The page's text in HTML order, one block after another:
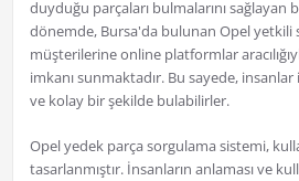
duyduğu parçaları bulmalarını sağlayan
dönemde, Bursa'da bulunan Opel yetkili
müşterilerine online platformlar
imkanı sunmaktadır. Bu sayede, insanlar
ve kolay bir şekilde bulabilirler.
Opel yedek parça sorgulama sistemi,
tasarlanmıştır. İnsanların anlaması ve